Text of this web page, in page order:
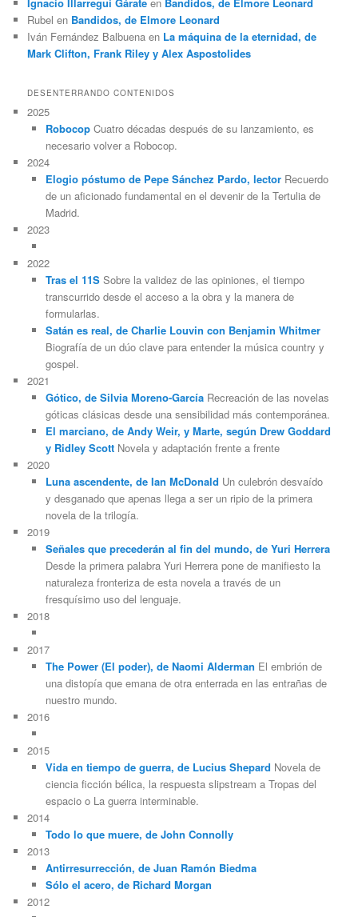
Rubel en Bandidos, de Elmore Leonard
Iván Fernández Balbuena en La máquina de la eternidad, de
Mark Clifton, Frank Riley y Alex Aspostolides
DESENTERRANDO CONTENIDOS
2025
RobocopCuatro décadas después de su lanzamiento, es
necesario volver a Robocop.
2024
Elogio póstumo de Pepe Sánchez Pardo, lectorRecuerdo
de un aficionado fundamental en el devenir de la Tertulia de
Madrid.
2023
2022
Tras el 11SSobre la validez de las opiniones, el tiempo
transcurrido desde el acceso a la obra y la manera de
formularlas.
Satán es real, de Charlie Louvin con Benjamin Whitmer
Biografía de un dúo clave para entender la música country y
gospel.
2021
Gótico, de Silvia Moreno-GarcíaRecreación de las novelas
góticas clásicas desde una sensibilidad más contemporánea.
El marciano, de Andy Weir, y Marte, según Drew Goddard
y Ridley ScottNovela y adaptación frente a frente
2020
Luna ascendente, de Ian McDonald Un culebrón desvaído
y desganado que apenas llega a ser un ripio de la primera
novela de la trilogía.
2019
Señales que precederán al fin del mundo, de Yuri Herrera
Desde la primera palabra Yuri Herrera pone de manifiesto la
naturaleza fronteriza de esta novela a través de un
fresquísimo uso del lenguaje.
2018
2017
The Power (El poder), de Naomi Alderman El embrión de
una distopía que emana de otra enterrada en las entrañas de
nuestro mundo.
2016
2015
Vida en tiempo de guerra, de Lucius Shepard Novela de
ciencia ficción bélica, la respuesta slipstream a Tropas del
espacio o La guerra interminable.
2014
Todo lo que muere, de John Connolly
2013
Antirresurrección, de Juan Ramón Biedma
Sólo el acero, de Richard Morgan
2012